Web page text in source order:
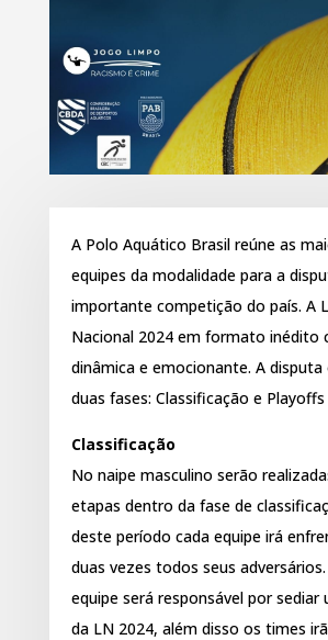
A Polo Aquático Brasil reúne as
equipes da modalidade para a
importante competição do país. A
Nacional 2024 em formato inédito
dinâmica e emocionante. A
duas fases: Classificação e
Classificação
No naipe masculino serão
etapas dentro da fase de
deste período cada equipe irá
duas vezes todos seus adversários.
equipe será responsável por sediar
da LN 2024, além disso os times